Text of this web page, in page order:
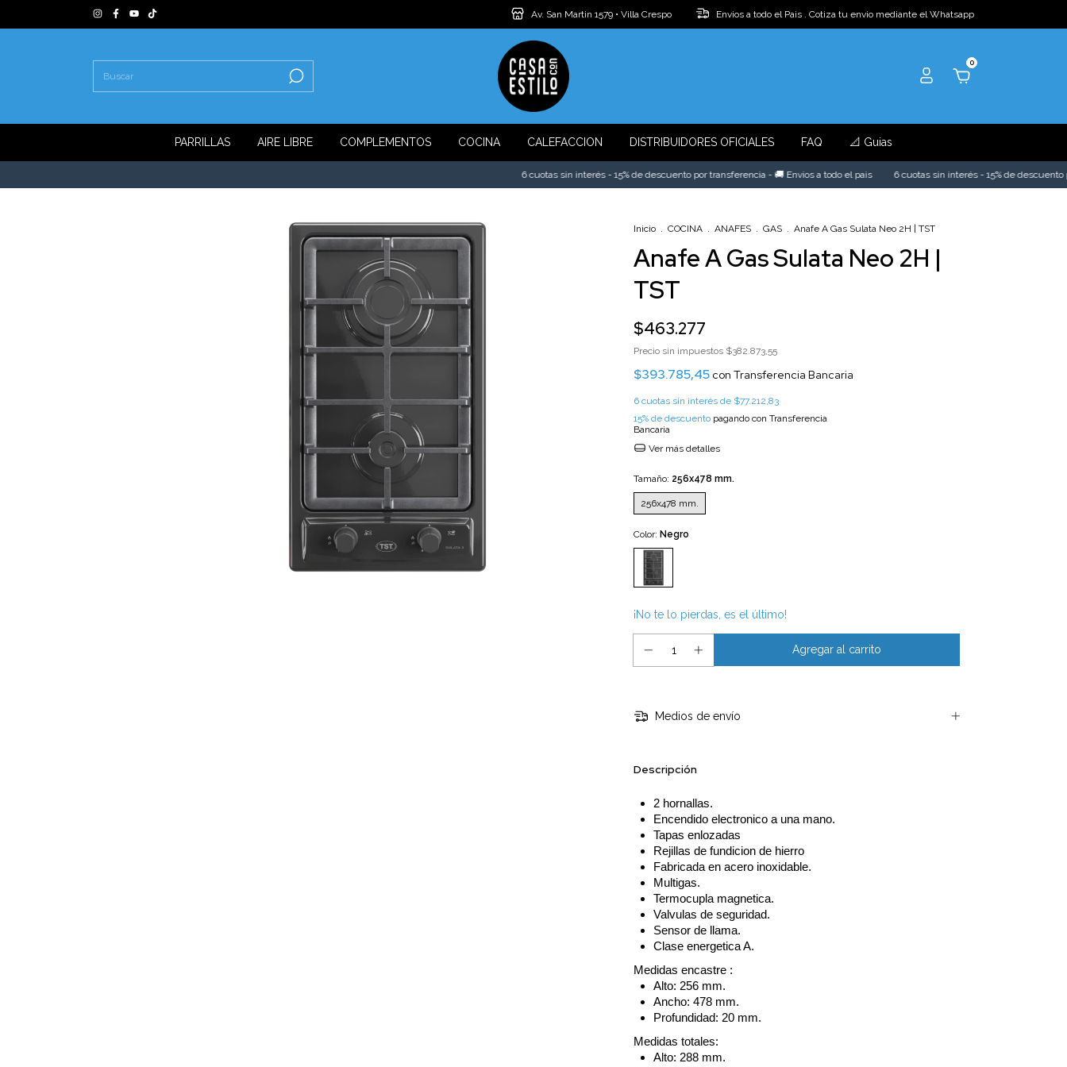
Av. San Martin 1579 • Villa Crespo Envios a todo el Pais . Cotiza tu envio mediante el Whatsapp
0
PARRILLAS AIRE LIBRE COMPLEMENTOS COCINA CALEFACCION DISTRIBUIDORES OFICIALES FAQ 📐 Guias
6 cuotas sin interés - 15% de descuento por transferencia - 🚚 Envios a todo el pais 6 cuotas sin interés - 15% de descuento
Inicio COCINA ANAFES GAS Anafe A Gas Sulata Neo 2H | TST
Anafe A Gas Sulata Neo 2H |
TST
$463.277
Precio sin impuestos $382.873,55
$393.785,45 con Transferencia Bancaria
6 cuotas sin interés de $77.212,83
15% de descuento pagando con Transferencia
Bancaria
Ver más detalles
Tamaño: 256x478 mm.
256x478 mm.
Color: Negro
¡No te lo pierdas, es el último!
Medios de envío
Descripción
2 hornallas.
Encendido electronico a una mano.
Tapas enlozadas
Rejillas de fundicion de hierro
Fabricada en acero inoxidable.
Multigas.
Termocupla magnetica.
Valvulas de seguridad.
Sensor de llama.
Clase energetica A.
Medidas encastre :
Alto: 256 mm.
Ancho: 478 mm.
Profundidad: 20 mm.
Medidas totales:
Alto: 288 mm.